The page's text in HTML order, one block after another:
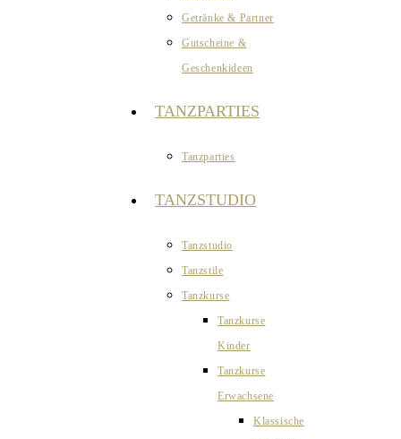
Getränke & Partner
Gutscheine &
Geschenkideen
TANZPARTIES
Tanzparties
TANZSTUDIO
Tanzstudio
Tanzstile
Tanzkurse
Tanzkurse
Kinder
Tanzkurse
Erwachsene
Klassische